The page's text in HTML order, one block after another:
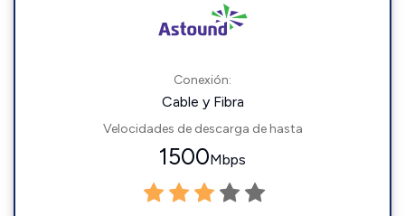
Conexión:
Cable y Fibra
Velocidades de descarga de hasta
1500Mbps